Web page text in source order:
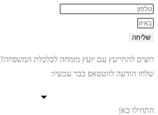
שליחה
רוצים להתייעץ עם יועץ מומחה לכלכלת המשפחה?
שלחו הודעה לווטסאפ כבר עכשיו:
התחילו כאן